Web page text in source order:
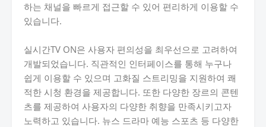
하는 채널을 빠르게 접근할 수 있어 편리하게 이용할 수
있습니다.
실시간TV ON은 사용자 편의성을 최우선으로 고려하여
개발되었습니다. 직관적인 인터페이스를 통해 누구나
쉽게 이용할 수 있으며 고화질 스트리밍을 지원하여 쾌
적한 시청 환경을 제공합니다. 또한 다양한 장르의 콘텐
츠를 제공하여 사용자의 다양한 취향을 만족시키고자
노력하고 있습니다. 뉴스 드라마 예능 스포츠 등 다양한